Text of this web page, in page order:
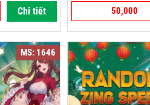
Chi tiết 50,000
MS: 1646